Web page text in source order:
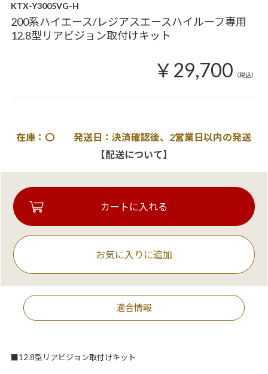
KTX-Y3005VG-H
200系ハイエース/レジアスエースハイルーフ専用
12.8型リアビジョン取付けキット
￥29,700 （税込）
在庫：〇 発送日：決済確認後、2営業日以内の発送
【配送について】
お気に入りに追加
適合情報
■12.8型リアビジョン取付けキット